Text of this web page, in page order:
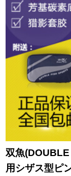
双魚
用シザス型ピ